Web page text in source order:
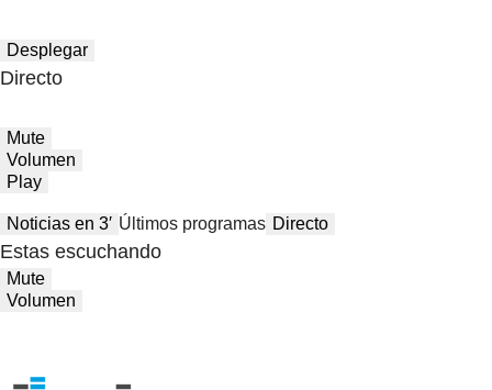
Desplegar
Directo
Mute
Volumen
Play
Noticias en 3′ Últimos programas Directo
Estas escuchando
Mute
Volumen